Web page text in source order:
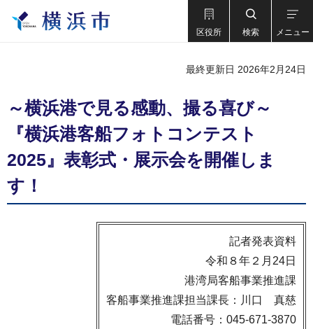
区役所 検索 メニュー
最終更新日 2026年2月24日
～横浜港で見る感動、撮る喜び～
『横浜港客船フォトコンテスト
2025』表彰式・展示会を開催しま
す！
記者発表資料
令和８年２月24日
港湾局客船事業推進課
客船事業推進課担当課長：川口 真慈
電話番号：045-671-3870